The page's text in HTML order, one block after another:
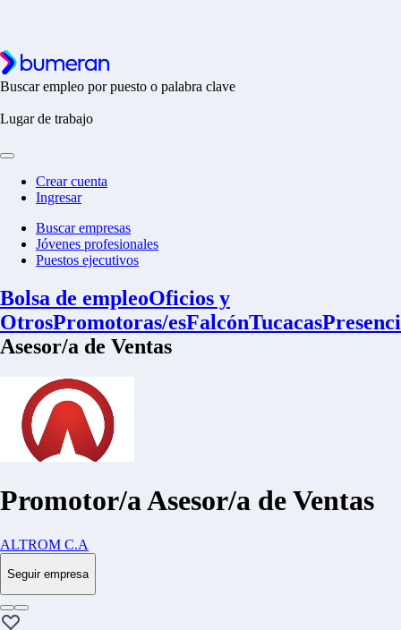
Buscar empleo por puesto o palabra clave
Lugar de trabajo
Crear cuenta
Ingresar
Buscar empresas
Jóvenes profesionales
Puestos ejecutivos
Bolsa de empleoOficios y
OtrosPromotoras/esFalcónTucacas
Asesor/a de Ventas
Promotor/a Asesor/a de Ventas
ALTROM C.A
Seguir empresa